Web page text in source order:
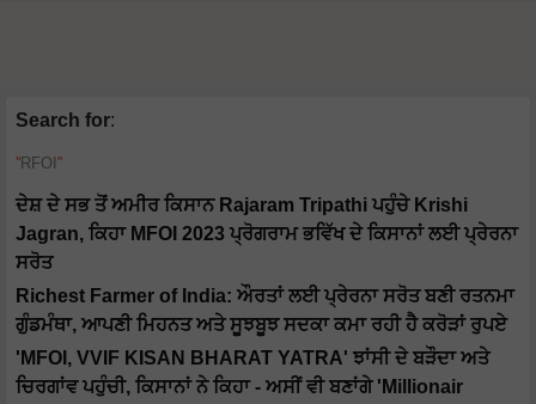
Search for:
RFOI
ਦੇਸ਼ ਦੇ ਸਭ ਤੋਂ ਅਮੀਰ ਕਿਸਾਨ Rajaram Tripathi ਪਹੁੰਚੇ Krishi
Jagran, ਕਿਹਾ MFOI 2023 ਪ੍ਰੋਗਰਾਮ ਭਵਿੱਖ ਦੇ ਕਿਸਾਨਾਂ ਲਈ ਪ੍ਰੇਰਨਾ
ਸਰੋਤ
Richest Farmer of India: ਔਰਤਾਂ ਲਈ ਪ੍ਰੇਰਨਾ ਸਰੋਤ ਬਣੀ ਰਤਨਮਾ
ਗੁੰਡਮੰਥਾ, ਆਪਣੀ ਮਿਹਨਤ ਅਤੇ ਸੂਝਬੂਝ ਸਦਕਾ ਕਮਾ ਰਹੀ ਹੈ ਕਰੋੜਾਂ ਰੁਪਏ
'MFOI, VVIF KISAN BHARAT YATRA' ਝਾਂਸੀ ਦੇ ਬੜੌਦਾ ਅਤੇ
ਚਿਰਗਾਂਵ ਪਹੁੰਚੀ, ਕਿਸਾਨਾਂ ਨੇ ਕਿਹਾ - ਅਸੀਂ ਵੀ ਬਣਾਂਗੇ 'Millionair